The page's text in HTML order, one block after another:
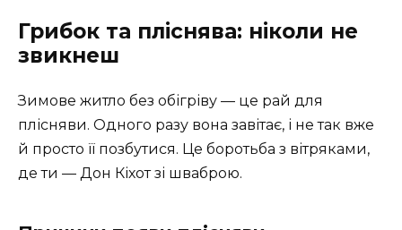
Грибок та пліснява: ніколи не
звикнеш
Зимове житло без обігріву — це рай для
плісняви. Одного разу вона завітає, і не так вже
й просто її позбутися. Це боротьба з вітряками,
де ти — Дон Кіхот зі шваброю.